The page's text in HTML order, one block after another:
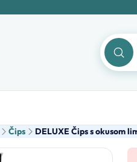
Čips DELUXE Čips s okusom